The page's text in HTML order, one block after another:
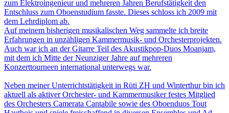
zum Elektroingenieur und mehreren Jahren Berufstätigkeit den
Entschluss zum Oboenstudium fasste. Dieses schloss ich 2009 mit
dem Lehrdiplom ab.
Auf meinem bisherigen musikalischen Weg sammelte ich breite
Erfahrungen in unzähligen Kammermusik- und Orchesterprojekten.
Auch war ich an der Gitarre Teil des Akustikpop-Duos Moanjam,
mit dem ich Mitte der Neunziger Jahre auf mehreren
Konzerttourneen international unterwegs war.
Neben meiner Unterrichtstätigkeit in Rüti ZH und Winterthur bin ich
aktuell als aktiver Orchester- und Kammermusiker festes Mitglied
des Orchesters Camerata Cantabile sowie des Oboenduos Tout